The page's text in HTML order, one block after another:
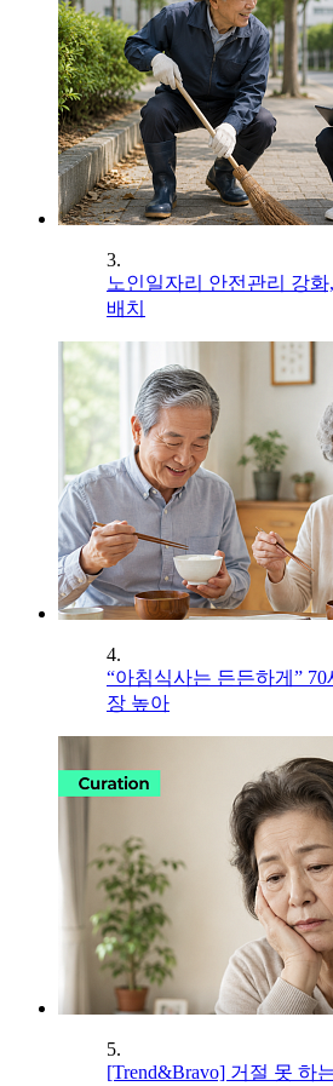
3.
노인일자리 안전관리 강
배치
4.
“아침식사는 든든하게”
장 높아
5.
[Trend&Bravo] 거절 못 하